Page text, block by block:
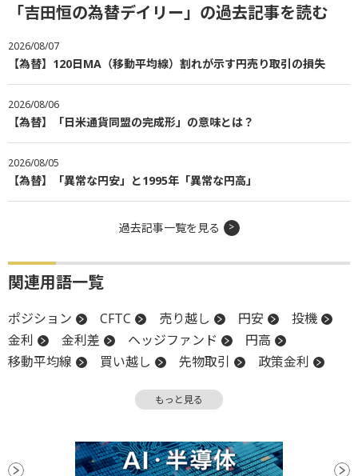
「吉田恒の為替デイリー」の過去記事を読む
2026/08/07
【為替】120日MA（移動平均線）割れが示す円売り取引の損失
2026/08/06
【為替】「日米通貨同盟の完成形」の意味とは？
2026/08/05
【為替】「異常な円安」と1995年「異常な円高」
過去記事一覧を見る
関連用語一覧
ポジション CFTC 売り越し 円安
投機
金利
金利差 ヘッジファンド
円高
移動平均線
買い越し 先物取引
政策金利
もっと見る